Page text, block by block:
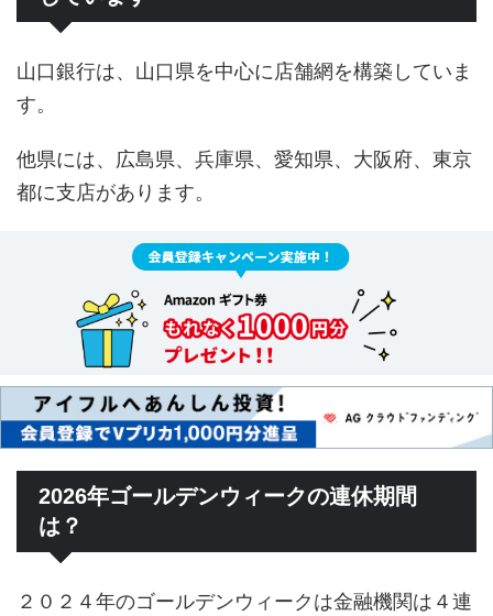
山口銀行は、山口県を中心に店舗網を構築していま
す。
他県には、広島県、兵庫県、愛知県、大阪府、東京
都に支店があります。
2026年ゴールデンウィークの連休期間
は？
２０２４年のゴールデンウィークは金融機関は４連